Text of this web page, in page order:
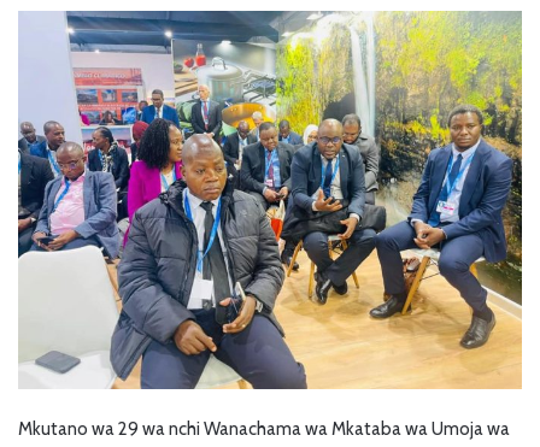
Mkutano wa 29 wa nchi Wanachama wa Mkataba wa Umoja wa